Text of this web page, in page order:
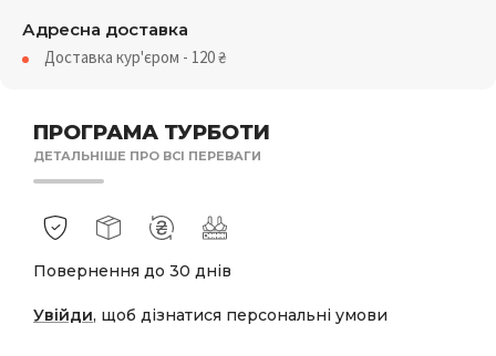
ПРОГРАМА ТУРБОТИ
ДЕТАЛЬНІШЕ ПРО ВСІ ПЕРЕВАГИ
Повернення до 30 днів
Увійди, щоб дізнатися персональні умови
Адресна доставка
Доставка кур'єром - 120₴